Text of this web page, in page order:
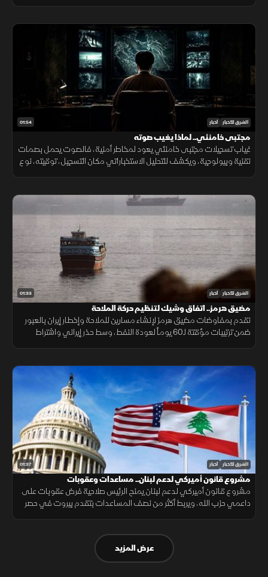
01:54 الشرق للأخبار أخبار
مجتبى خامنئي.. لماذا يغيب صوته
غياب تسجيلات مجتبى خامنئي يعود لمخاطر أمنية، فالصوت يحمل بصمات
تقنية وبيولوجية، ويكشف للتحليل الاستخباراتي مكان التسجيل، توقيته، نوع
01:33 الشرق للأخبار أخبار
مضيق هرمز.. اتفاق وشيك لتنظيم حركة الملاحة
تقدم بمفاوضات مضيق هرمز لإنشاء مسارين للملاحة وإخطار إيران بالعبور
ضمن ترتيبات مؤقتة لـ60 يوماً لعودة النفط، وسط حذر إيراني واشتراط
01:37 الشرق للأخبار أخبار
مشروع قانون أميركي لدعم لبنان.. مساعدات وعقوبات
مشروع قانون أميركي لدعم لبنان يمنح الرئيس صلاحية فرض عقوبات على
داعمي حزب الله، ويربط أكثر من نصف المساعدات بتقدم بيروت في حصر
عرض المزيد